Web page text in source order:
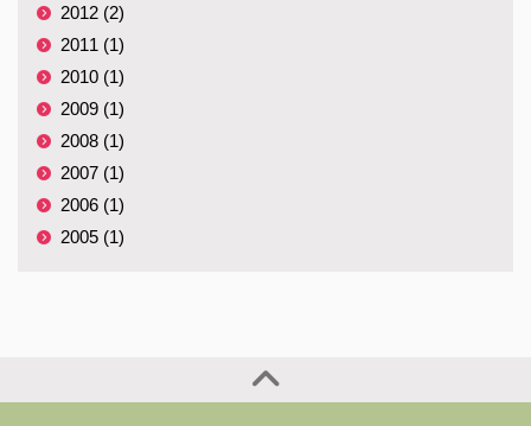
2012 (2)
2011 (1)
2010 (1)
2009 (1)
2008 (1)
2007 (1)
2006 (1)
2005 (1)